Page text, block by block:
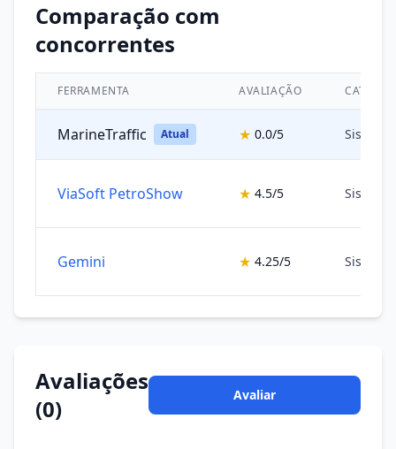
Comparação com
concorrentes
FERRAMENTA AVALIAÇÃO
MarineTraffic Atual ★ 0.0/5
ViaSoft PetroShow ★ 4.5/5
Gemini ★ 4.25/5
Avaliações
(0)
Avaliar